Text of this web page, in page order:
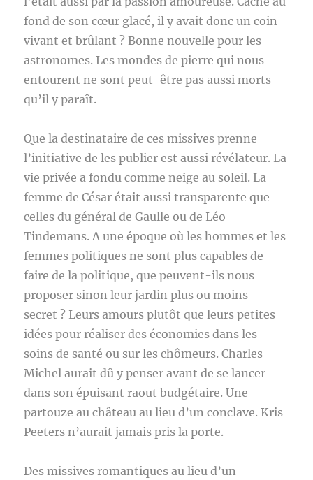
fond de son cœur glacé, il y avait donc un coin
vivant et brûlant ? Bonne nouvelle pour les
astronomes. Les mondes de pierre qui nous
entourent ne sont peut-être pas aussi morts
qu’il y paraît.
Que la destinataire de ces missives prenne
l’initiative de les publier est aussi révélateur. La
vie privée a fondu comme neige au soleil. La
femme de César était aussi transparente que
celles du général de Gaulle ou de Léo
Tindemans. A une époque où les hommes et les
femmes politiques ne sont plus capables de
faire de la politique, que peuvent-ils nous
proposer sinon leur jardin plus ou moins
secret ? Leurs amours plutôt que leurs petites
idées pour réaliser des économies dans les
soins de santé ou sur les chômeurs. Charles
Michel aurait dû y penser avant de se lancer
dans son épuisant raout budgétaire. Une
partouze au château au lieu d’un conclave. Kris
Peeters n’aurait jamais pris la porte.
Des missives romantiques au lieu d’un